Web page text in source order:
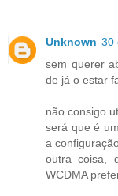
Unknown 30
sem querer
de já o estar
não consigo
será que é
a
outra coisa,
WCDMA